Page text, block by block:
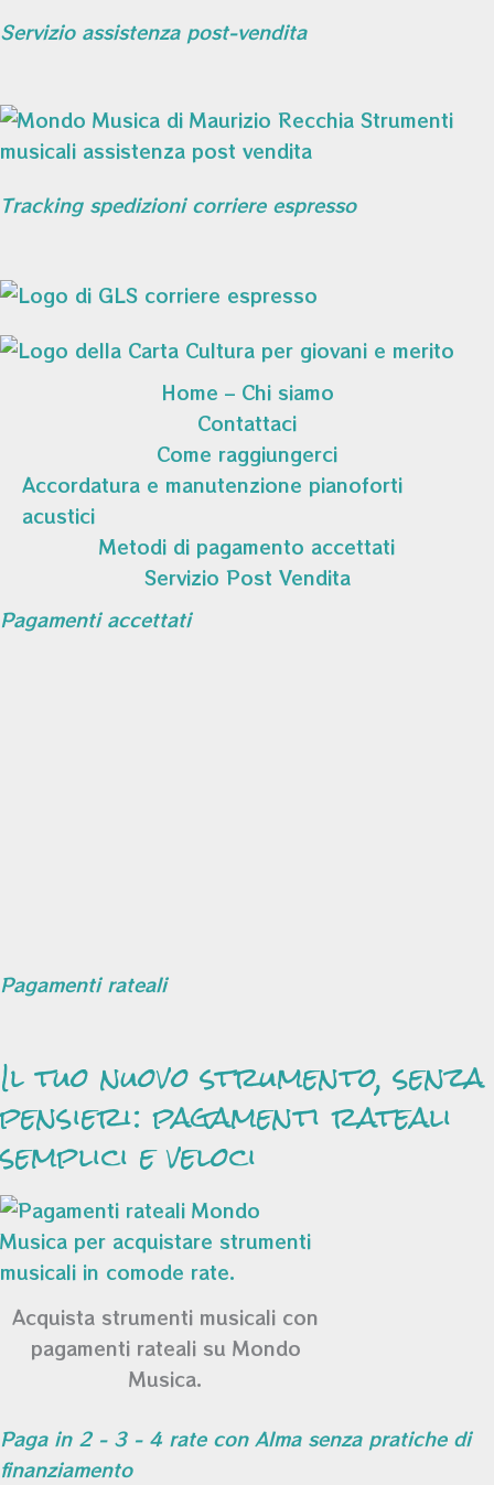
Servizio assistenza post-vendita
Tracking spedizioni corriere espresso
Home – Chi siamo
Contattaci
Come raggiungerci
Accordatura e manutenzione pianoforti
acustici
Metodi di pagamento accettati
Servizio Post Vendita
Pagamenti accettati
Pagamenti rateali
Il tuo nuovo strumento, senza
pensieri: pagamenti rateali
semplici e veloci
Acquista strumenti musicali con
pagamenti rateali su Mondo
Musica.
Paga in 2 - 3 - 4 rate con Alma senza pratiche di
finanziamento